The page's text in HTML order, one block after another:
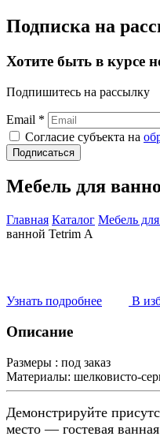
Подписка на
Хотите быть в курсе
Подпишитесь на рассылку
Email *
Согласие субъекта на
Подписаться
Мебель для
Главная Каталог Мебель
ванной Tetrim А
Узнать подробнее В
Описание
Размеры : под заказ
Материалы: шелковисто-
Демонстрируйте
место — гостевая